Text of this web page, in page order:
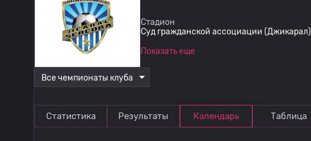
Стадион
Суд гражданской ассоциации (Джикарал)
Показать еще
Все чемпионаты клуба
Статистика Результаты Календарь Таблица